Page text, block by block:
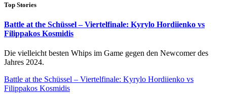
Top Stories
Battle at the Schüssel – Viertelfinale: Kyrylo Hordiienko vs
Filippakos Kosmidis
Die vielleicht besten Whips im Game gegen den Newcomer des
Jahres 2024.
Battle at the Schüssel – Viertelfinale: Kyrylo Hordiienko vs
Filippakos Kosmidis